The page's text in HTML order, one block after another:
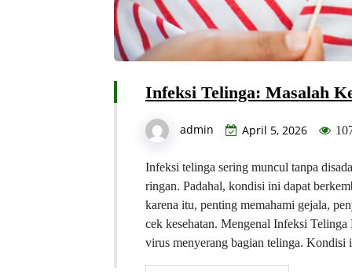
Infeksi Telinga: Masalah
admin April 5, 2026
Infeksi telinga sering muncul tanpa
ringan. Padahal, kondisi ini dapat
karena itu, penting memahami gejala,
cek kesehatan. Mengenal Infeksi
virus menyerang bagian telinga.